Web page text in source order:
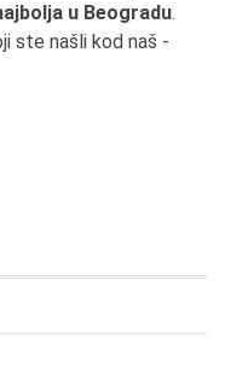
u Beogradu.
ste našli kod naš -